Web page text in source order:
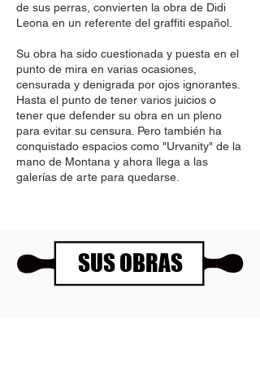
de sus perras, convierten la obra de Didi
Leona en un referente del graffiti español.
Su obra ha sido cuestionada y puesta en el
punto de mira en varias ocasiones,
censurada y denigrada por ojos ignorantes.
Hasta el punto de tener varios juicios o
tener que defender su obra en un pleno
para evitar su censura. Pero también ha
conquistado espacios como "Urvanity" de la
mano de Montana y ahora llega a las
galerías de arte para quedarse.
SUS OBRAS